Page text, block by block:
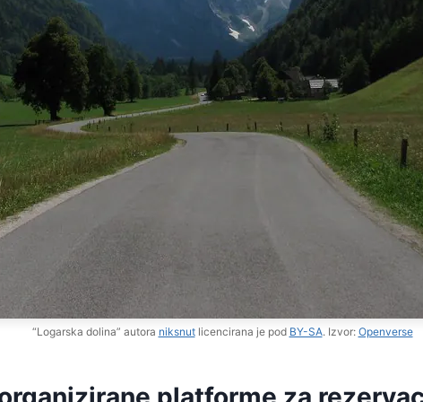
“Logarska dolina” autora niksnutlicencirana je pod BY-SA. Izvor: Openverse